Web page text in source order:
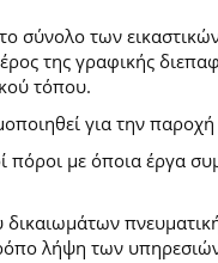
σύνολο των
της γραφικής
τόπου.
για την
πόροι με όποια έργα
λήψη των